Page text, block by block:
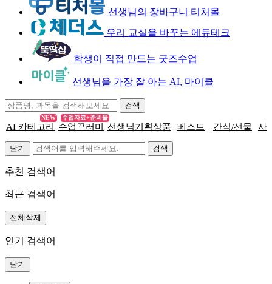
선생님의 장바구니 티처몰
우리 교실을 바꾸는 에듀테크
학생이 직접 만드는 굿즈수업
선생님을 가장 잘 아는 AI, 마이클
AI 카테고리
NEW
수업꾸러미
수업자료+준비물
선생님기획상품 베스트 간식/선물 사
닫기
추천 검색어
최근 검색어
전체삭제
인기 검색어
닫기